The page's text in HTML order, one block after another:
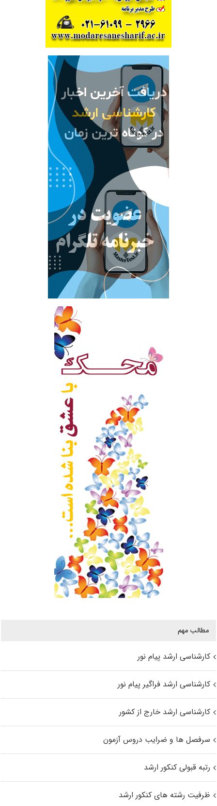
مطالب مهم
کارشناسی ارشد پیام نور
کارشناسی ارشد فراگیر پیام نور
کارشناسی ارشد خارج از کشور
سرفصل ها و ضرایب دروس آزمون
رتبه قبولی کنکور ارشد
ظرفیت رشته های کنکور ارشد